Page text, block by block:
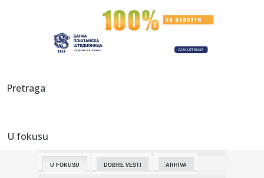
Stiglo upozorenje za Beograđane, ali nema mesta za
18:06:Iznenađenje: Siner odustao od Sinsinatija!
priznan...
18:01:
17:58:
Nakon izjave Zelenskog, uklonjena ogromna zastava
Pretraga
U fokusu
U FOKUSU DOBRE VESTI ARHIVA